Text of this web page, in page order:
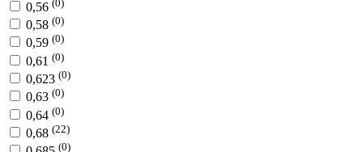
0,56
0,58 (0)
0,59 (0)
0,61 (0)
0,623 (0)
0,63 (0)
0,64 (0)
0,68 (22)
(0)